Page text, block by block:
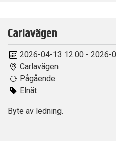
Carlavägen
2026-04-13 12:00 - 2026-
Carlavägen
Pågående
Elnät
Byte av ledning.